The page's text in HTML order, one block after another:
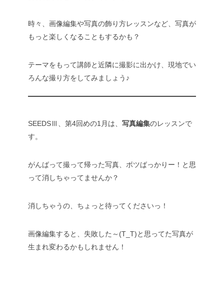
時々、画像編集や写真の飾り方レッスンなど、写真が
もっと楽しくなることもするかも？
テーマをもって講師と近隣に撮影に出かけ、現地でい
ろんな撮り方をしてみましょう♪
SEEDSⅢ、第4回めの1月は、 写真編集のレッスンで
す。
がんばって撮って帰った写真、ボツばっかりー！と思
って消しちゃってませんか？
消しちゃうの、ちょっと待ってくださいっ！
画像編集すると、失敗した～(T_T)と思ってた写真が
生まれ変わるかもしれません！